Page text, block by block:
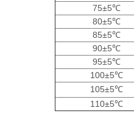
75±5℃
80±5℃
85±5℃
90±5℃
95±5℃
100±5℃
105±5℃
110±5℃